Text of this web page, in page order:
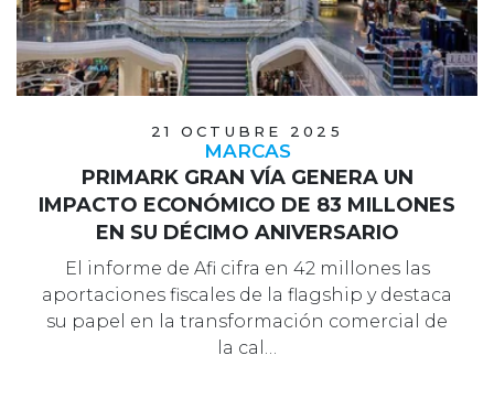
21 OCTUBRE 2025
MARCAS
PRIMARK GRAN VÍA GENERA UN
IMPACTO ECONÓMICO DE 83 MILLONES
EN SU DÉCIMO ANIVERSARIO
El informe de Afi cifra en 42 millones las
aportaciones fiscales de la flagship y destaca
su papel en la transformación comercial de
la cal…